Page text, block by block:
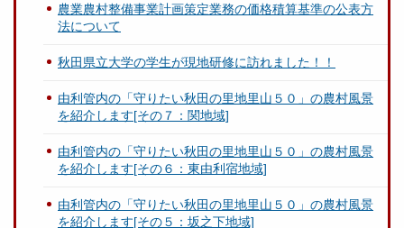
農業農村整備事業計画策定業務の価格積算基準の公表方
法について
秋田県立大学の学生が現地研修に訪れました！！
由利管内の「守りたい秋田の里地里山５０」の農村風景
を紹介します[その７：関地域]
由利管内の「守りたい秋田の里地里山５０」の農村風景
を紹介します[その６：東由利宿地域]
由利管内の「守りたい秋田の里地里山５０」の農村風景
を紹介します[その５：坂之下地域]